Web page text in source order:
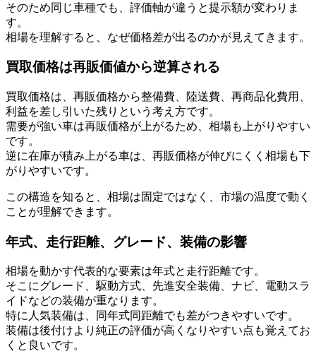
そのため同じ車種でも、評価軸が違うと提示額が変わりま
す。
相場を理解すると、なぜ価格差が出るのかが見えてきます。
買取価格は再販価値から逆算される
買取価格は、再販価格から整備費、陸送費、再商品化費用、
利益を差し引いた残りという考え方です。
需要が強い車は再販価格が上がるため、相場も上がりやすい
です。
逆に在庫が積み上がる車は、再販価格が伸びにくく相場も下
がりやすいです。
この構造を知ると、相場は固定ではなく、市場の温度で動く
ことが理解できます。
年式、走行距離、グレード、装備の影響
相場を動かす代表的な要素は年式と走行距離です。
そこにグレード、駆動方式、先進安全装備、ナビ、電動スラ
イドなどの装備が重なります。
特に人気装備は、同年式同距離でも差がつきやすいです。
装備は後付けより純正の評価が高くなりやすい点も覚えてお
くと良いです。